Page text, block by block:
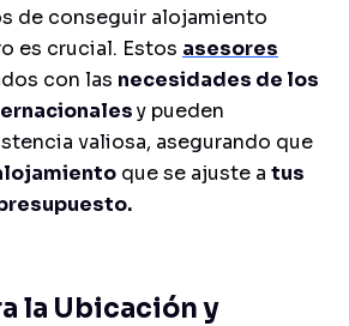
de conseguir alojamiento
es crucial. Estos asesores
con las necesidades de los
y pueden
valiosa, asegurando que
que se ajuste a tus
la Ubicación y